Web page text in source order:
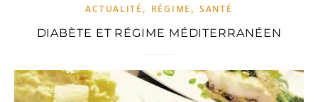
ACTUALITÉ , RÉGIME , SANTÉ
DIABÈTE ET RÉGIME MÉDITERRANÉEN